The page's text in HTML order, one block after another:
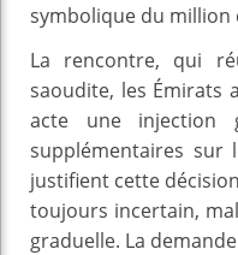
symbolique du million
La rencontre, qui
saoudite, les Émirats
acte une injection
supplémentaires sur
justifient cette
toujours incertain,
graduelle. La